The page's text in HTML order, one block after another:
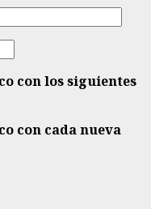
con los siguientes
con cada nueva